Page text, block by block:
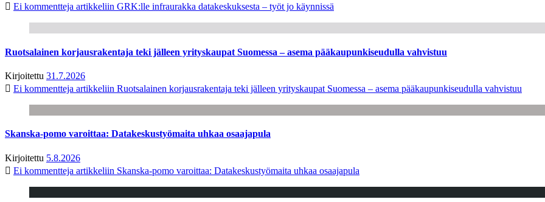
Ei kommentteja artikkeliin GRK:lle infraurakka datakeskuksesta – työt jo käynnissä
Ruotsalainen korjausrakentaja teki jälleen yrityskaupat Suomessa – asema pääkaupunkiseudulla vahvistuu
Kirjoitettu 31.7.2026
Ei kommentteja artikkeliin Ruotsalainen korjausrakentaja teki jälleen yrityskaupat Suomessa – asema pääkaupunkiseudulla vahvistuu
Skanska-pomo varoittaa: Datakeskustyömaita uhkaa osaajapula
Kirjoitettu 5.8.2026
Ei kommentteja artikkeliin Skanska-pomo varoittaa: Datakeskustyömaita uhkaa osaajapula